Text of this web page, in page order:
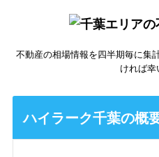
不動産の相場情報を四半期毎に集
ければ幸
ハイラーク千葉の概